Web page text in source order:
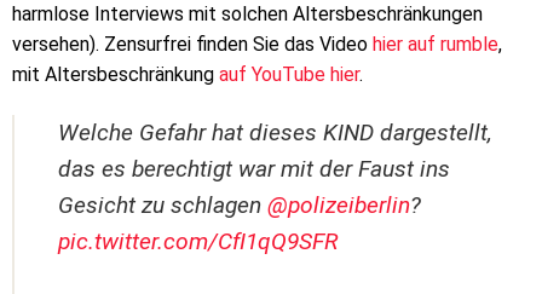
harmlose Interviews mit solchen Altersbeschränkungen
versehen). Zensurfrei finden Sie das Video hier auf rumble,
mit Altersbeschränkung auf YouTube hier.
Welche Gefahr hat dieses KIND dargestellt,
das es berechtigt war mit der Faust ins
Gesicht zu schlagen @polizeiberlin?
pic.twitter.com/CfI1qQ9SFR